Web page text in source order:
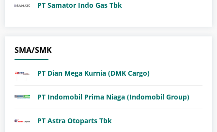
PT Samator Indo Gas Tbk
SMA/SMK
PT Dian Mega Kurnia (DMK Cargo)
PT Indomobil Prima Niaga (Indomobil Group)
PT Astra Otoparts Tbk